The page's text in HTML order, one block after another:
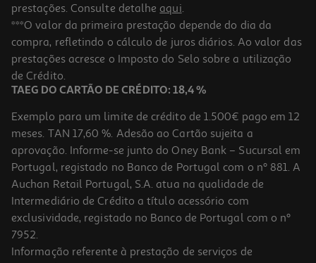
5.0
Pasta Colgate Dentífrica Max White One Optic 75ml
44.8 €/Lt
3,36 €
prestações. Consulte detalhe aqui.
***O valor da primeira prestação depende do dia da
compra, refletindo o cálculo de juros diários. Ao valor das
prestações acresce o Imposto do Selo sobre a utilização
de Crédito.
TAEG DO CARTÃO DE CRÉDITO: 18,4 %
Exemplo para um limite de crédito de 1.500€ pago em 12
meses. TAN 17,60 %. Adesão ao Cartão sujeita a
aprovação. Informe-se junto do Oney Bank – Sucursal em
Portugal, registado no Banco de Portugal com o nº 881. A
Auchan Retail Portugal, S.A. atua na qualidade de
Intermediário de Crédito a título acessório com
exclusividade, registado no Banco de Portugal com o nº
7952.
Informação referente à prestação de serviços de